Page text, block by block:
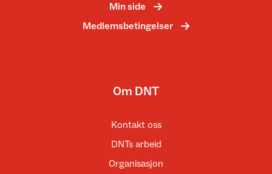
Min side
Medlemsbetingelser
Om DNT
Kontakt oss
DNTs arbeid
Organisasjon